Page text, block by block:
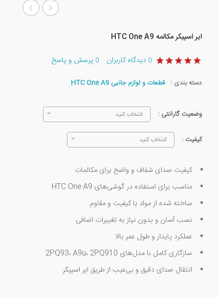
ایر اسپیکر مکالمه HTC One A9
0 دیدگاه کاربران 0 پرسش و پاسخ
دسته بندی : قطعات و لوازم جانبی HTC One A9
وضعیت گارانتی : انتخاب کنید
کیفیت : انتخاب کنید
کیفیت صدای شفاف و واضح برای مکالمات
مناسب برای استفاده در گوشی‌های HTC One A9
ساخته شده از مواد با کیفیت و مقاوم
نصب آسان و بدون نیاز به تغییرات اضافی
عملکرد پایدار و طول عمر بالا
سازگاری کامل با مدل‌های 2PQ93، A9u، 2PQ910
انتقال صدای دقیق و بی‌عیب از طریق ایر اسپیکر